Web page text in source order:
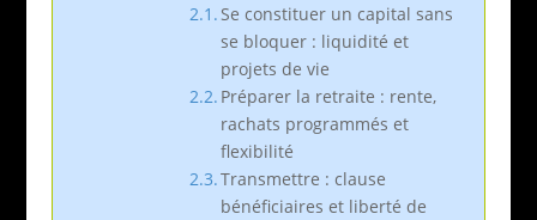
Se constituer un capital sans
se bloquer : liquidité et
projets de vie
Préparer la retraite : rente,
rachats programmés et
flexibilité
Transmettre : clause
bénéficiaires et liberté de